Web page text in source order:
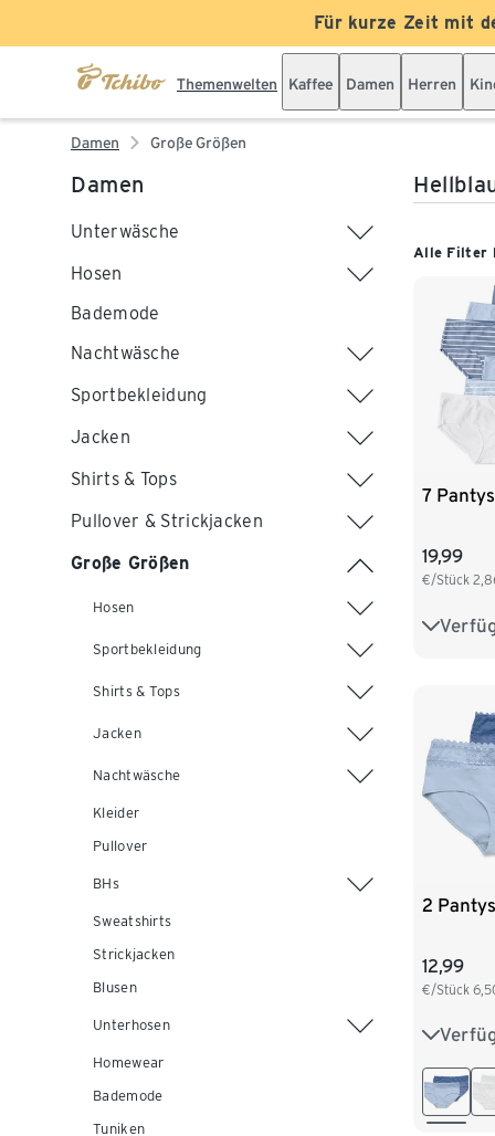
Für kurze Zeit mit
Themenwelten Kaffee Damen Herren
Damen Große Größen
Damen
Unterwäsche
Hosen
Bademode
Nachtwäsche
Sportbekleidung
Jacken
Shirts & Tops
Pullover & Strickjacken
Große Größen
Hosen
Sportbekleidung
Shirts & Tops
Jacken
Nachtwäsche
Kleider
Pullover
BHs
Sweatshirts
Strickjacken
Blusen
Unterhosen
Homewear
Bademode
Tuniken
Alle Filter
7 Pantys
19,99
€/Stück
S 36/38
XXL
2
12,99
€/Stück
S 36/38
L 44/46